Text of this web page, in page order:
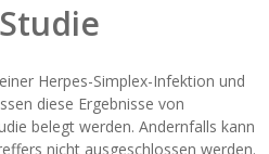
Herpes-Simplex-Infektion und
diese Ergebnisse von
belegt werden. Andernfalls kann
nicht ausgeschlossen werden.